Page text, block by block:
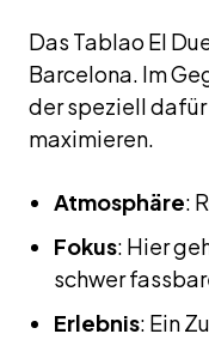
Das Tablao El
Barcelona. Im
der speziell dafür
maximieren.
Atmosphäre:
Fokus: Hier
schwer
Erlebnis: Ein